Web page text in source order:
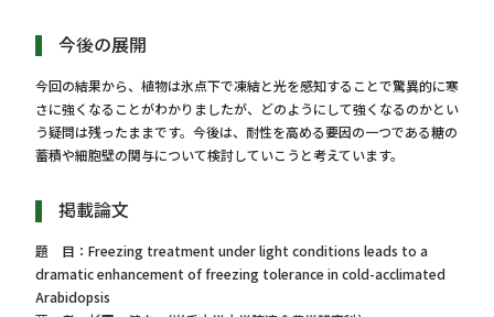
今後の展開
今回の結果から、植物は氷点下で凍結と光を感知することで驚異的に寒
さに強くなることがわかりましたが、どのようにして強くなるのかとい
う疑問は残ったままです。今後は、耐性を高める要因の一つである糖の
蓄積や細胞壁の関与について検討していこうと考えています。
掲載論文
題 目：Freezing treatment under light conditions leads to a
dramatic enhancement of freezing tolerance in cold-acclimated
Arabidopsis